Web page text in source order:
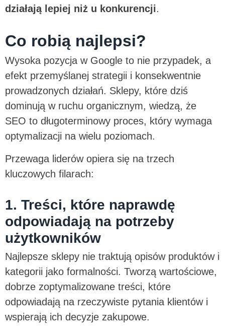
działają lepiej niż u konkurencji.
Co robią najlepsi?
Wysoka pozycja w Google to nie przypadek, a
efekt przemyślanej strategii i konsekwentnie
prowadzonych działań. Sklepy, które dziś
dominują w ruchu organicznym, wiedzą, że
SEO to długoterminowy proces, który wymaga
optymalizacji na wielu poziomach.
Przewaga liderów opiera się na trzech
kluczowych filarach:
1. Treści, które naprawdę
odpowiadają na potrzeby
użytkowników
Najlepsze sklepy nie traktują opisów produktów i
kategorii jako formalności. Tworzą wartościowe,
dobrze zoptymalizowane treści, które
odpowiadają na rzeczywiste pytania klientów i
wspierają ich decyzje zakupowe.